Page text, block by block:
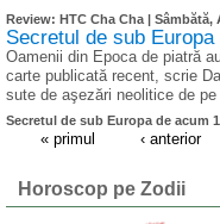
Review: HTC Cha Cha | Sâmbătă,
Secretul de sub
Oamenii din Epoca de piatră
carte publicată recent, scrie
sute de aşezări neolitice de
Secretul de sub Europa de acum
« primul ‹ anterior
Horoscop pe Zodii